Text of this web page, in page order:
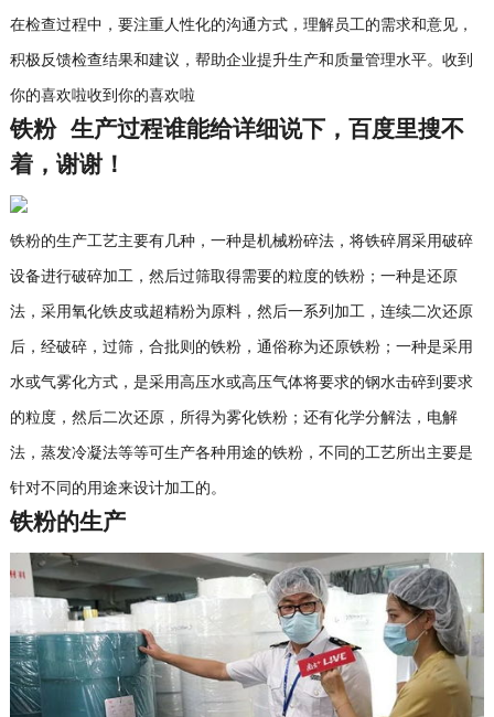
在检查过程中，要注重人性化的沟通方式，理解员工的需求和意见，
积极反馈检查结果和建议，帮助企业提升生产和质量管理水平。收到
你的喜欢啦收到你的喜欢啦
铁粉 生产过程谁能给详细说下，百度里搜不
着，谢谢！
铁粉的生产工艺主要有几种，一种是机械粉碎法，将铁碎屑采用破碎
设备进行破碎加工，然后过筛取得需要的粒度的铁粉；一种是还原
法，采用氧化铁皮或超精粉为原料，然后一系列加工，连续二次还原
后，经破碎，过筛，合批则的铁粉，通俗称为还原铁粉；一种是采用
水或气雾化方式，是采用高压水或高压气体将要求的钢水击碎到要求
的粒度，然后二次还原，所得为雾化铁粉；还有化学分解法，电解
法，蒸发冷凝法等等可生产各种用途的铁粉，不同的工艺所出主要是
针对不同的用途来设计加工的。
铁粉的生产